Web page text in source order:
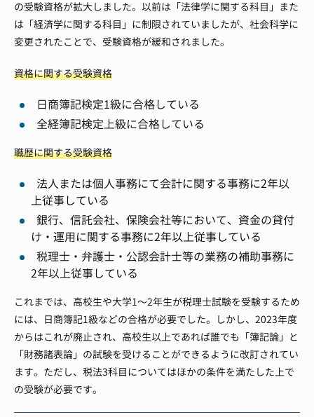
の受験資格が拡大しました。以前は「法律学に関する科目」また
は「経済学に関する科目」に制限されていましたが、社会科学に
変更されたことで、受験資格が緩和されました。
資格に関する受験資格
日商簿記検定1級に合格している
全経簿記検定上級に合格している
職歴に関する受験資格
法人または個人事務にて会計に関する事務に2年以
上従事している
銀行、信託会社、保険会社等において、資金の貸付
け・運用に関する事務に2年以上従事している
税理士・弁護士・公認会計士等の業務の補助事務に
2年以上従事している
これまでは、高校生や大学1〜2年生が税理士試験を受験するため
には、日商簿記1級などの合格が必要でした。しかし、2023年度
からはこれが廃止され、高校生以上であれば誰でも「簿記論」と
「財務諸表論」の試験を受けることができるように改訂されてい
ます。ただし、税法3科目についてはほかの条件を満たした上で
の受験が必要です。